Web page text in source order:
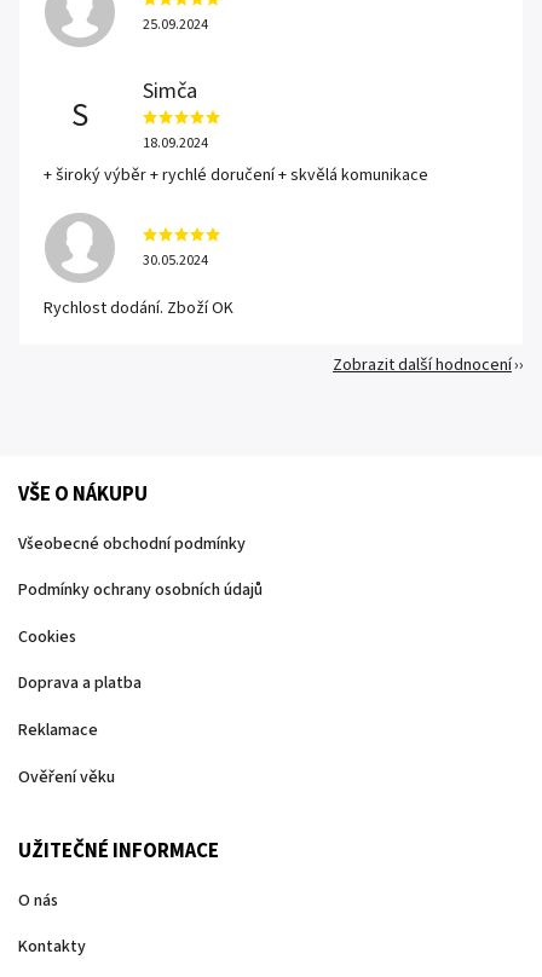
25.09.2024
S
Simča
18.09.2024
+ široký výběr + rychlé doručení + skvělá komunikace
30.05.2024
Rychlost dodání. Zboží OK
Zobrazit další hodnocení
VŠE O NÁKUPU
Všeobecné obchodní podmínky
Podmínky ochrany osobních údajů
Cookies
Doprava a platba
Reklamace
Ověření věku
UŽITEČNÉ INFORMACE
O nás
Kontakty